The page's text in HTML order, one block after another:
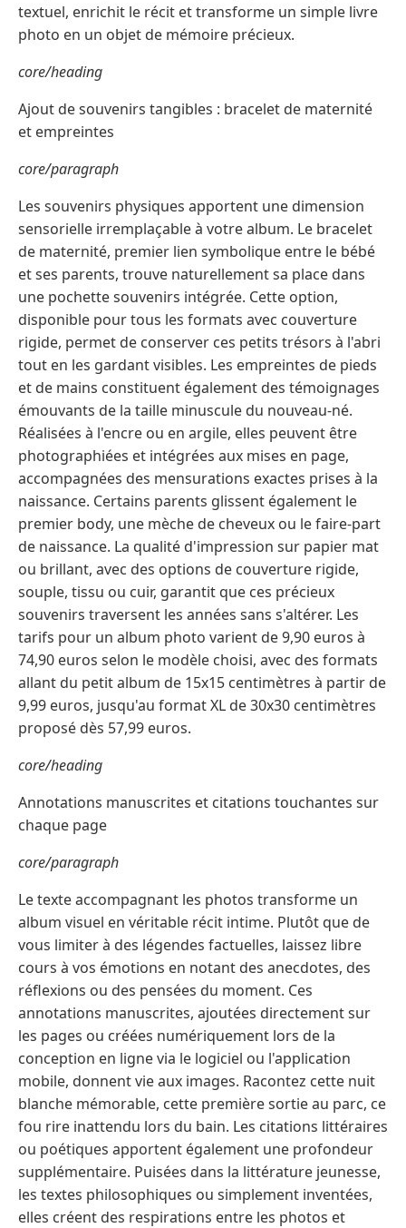
textuel, enrichit le récit et transforme un simple livre
photo en un objet de mémoire précieux.
core/heading
Ajout de souvenirs tangibles : bracelet de maternité
et empreintes
core/paragraph
Les souvenirs physiques apportent une dimension
sensorielle irremplaçable à votre album. Le bracelet
de maternité, premier lien symbolique entre le bébé
et ses parents, trouve naturellement sa place dans
une pochette souvenirs intégrée. Cette option,
disponible pour tous les formats avec couverture
rigide, permet de conserver ces petits trésors à l'abri
tout en les gardant visibles. Les empreintes de pieds
et de mains constituent également des témoignages
émouvants de la taille minuscule du nouveau-né.
Réalisées à l'encre ou en argile, elles peuvent être
photographiées et intégrées aux mises en page,
accompagnées des mensurations exactes prises à la
naissance. Certains parents glissent également le
premier body, une mèche de cheveux ou le faire-part
de naissance. La qualité d'impression sur papier mat
ou brillant, avec des options de couverture rigide,
souple, tissu ou cuir, garantit que ces précieux
souvenirs traversent les années sans s'altérer. Les
tarifs pour un album photo varient de 9,90 euros à
74,90 euros selon le modèle choisi, avec des formats
allant du petit album de 15x15 centimètres à partir de
9,99 euros, jusqu'au format XL de 30x30 centimètres
proposé dès 57,99 euros.
core/heading
Annotations manuscrites et citations touchantes sur
chaque page
core/paragraph
Le texte accompagnant les photos transforme un
album visuel en véritable récit intime. Plutôt que de
vous limiter à des légendes factuelles, laissez libre
cours à vos émotions en notant des anecdotes, des
réflexions ou des pensées du moment. Ces
annotations manuscrites, ajoutées directement sur
les pages ou créées numériquement lors de la
conception en ligne via le logiciel ou l'application
mobile, donnent vie aux images. Racontez cette nuit
blanche mémorable, cette première sortie au parc, ce
fou rire inattendu lors du bain. Les citations littéraires
ou poétiques apportent également une profondeur
supplémentaire. Puisées dans la littérature jeunesse,
les textes philosophiques ou simplement inventées,
elles créent des respirations entre les photos et